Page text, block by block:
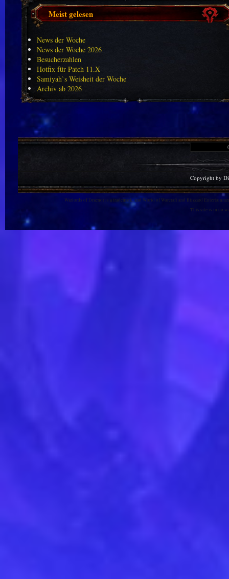
Meist gelesen
News der Woche
News der Woche 2026
Besucherzahlen
Hotfix für Patch 11.X
Samiyah`s Weisheit der Woche
Archiv ab 2026
Copyright by
Warlords of Draenor is a trademark, and World of Warcraft and Blizzard
This site is in no